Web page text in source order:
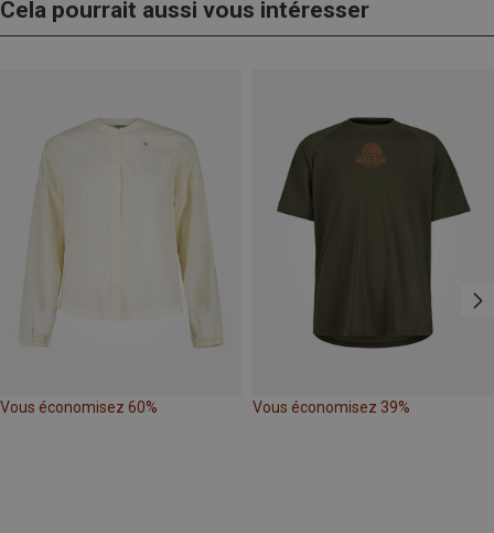
Cela pourrait aussi vous intéresser
Vous économisez 60% Vous économisez 39%